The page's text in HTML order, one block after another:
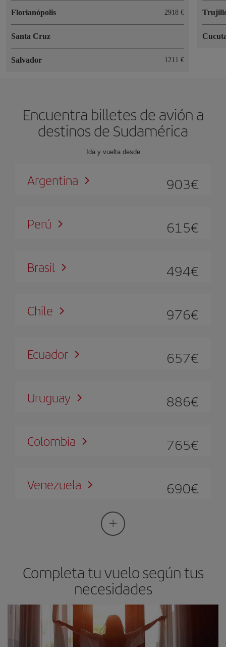
Florianópolis 2918
Santa Cruz
Salvador 1211
Encuentra billetes de avión a
destinos de Sudamérica
Ida y vuelta desde
Argentina 903
Perú 615
Brasil 494
Chile 976
Ecuador 657
Uruguay 886
Colombia 765
Venezuela 690
Completa tu vuelo según tus
necesidades